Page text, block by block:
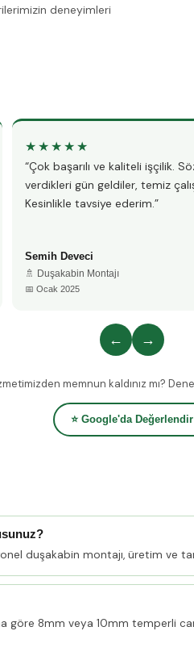
deneyimleri
★★★★★
“Çok başarılı ve kaliteli işçilik.
verdikleri gün geldiler, temiz
Kesinlikle tavsiye ederim.”
Semih Deveci
🚿 Duşakabin Montajı
📅 Ocak 2025
← →
memnun kaldınız mı?
⭐ Google'da Değerlendir
duşakabin montajı, üretim ve
göre 8mm veya 10mm temperli